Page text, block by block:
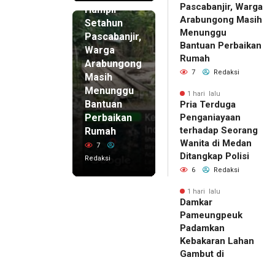
Hampir
Setahun
Pascabanjir,
Warga
Arabungong
Masih
Menunggu
Bantuan
Perbaikan
Rumah
7
Redaksi
Pascabanjir, Warga
Arabungong Masih
Menunggu
Bantuan Perbaikan
Rumah
7 Redaksi
1 hari lalu
Pria Terduga
Penganiayaan
terhadap Seorang
Wanita di Medan
Ditangkap Polisi
6 Redaksi
1 hari lalu
Damkar
Pameungpeuk
Padamkan
Kebakaran Lahan
Gambut di